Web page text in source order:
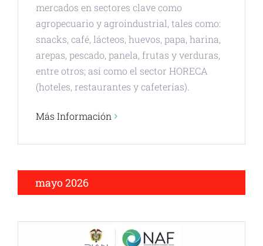
mercados en sectores clave como
agropecuario y agroindustrial, tales como:
snacks, café, lácteos, huevos, papa, harina,
arepas, pescado, panela, frutas y verduras,
entre otros; así como el sector HORECA
(hoteles, restaurantes y cafeterías).
Más Información
mayo 2026